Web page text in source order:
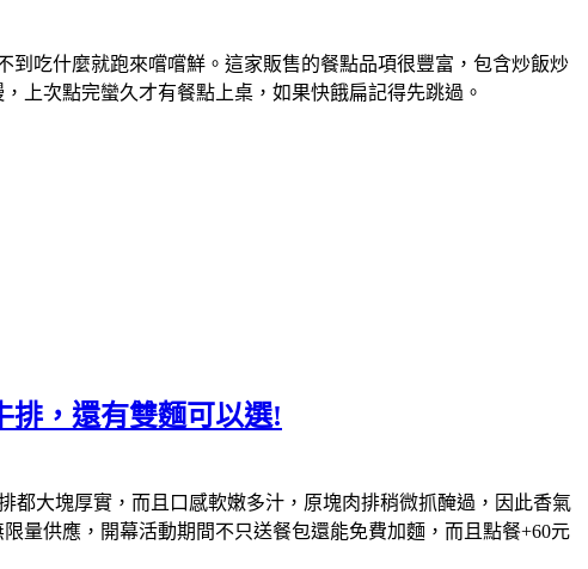
到吃什麼就跑來嚐嚐鮮。這家販售的餐點品項很豐富，包含炒飯炒
上次點完蠻久才有餐點上桌，如果快餓扁記得先跳過。
排，還有雙麵可以選!
都大塊厚實，而且口感軟嫩多汁，原塊肉排稍微抓醃過，因此香氣
量供應，開幕活動期間不只送餐包還能免費加麵，而且點餐+60元